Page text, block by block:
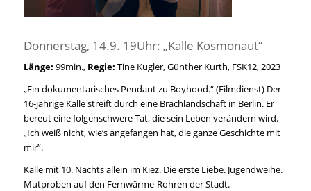
Donnerstag, 14.9. 19Uhr: „Kalle Kosmonaut“
Länge: 99min., Regie: Tine Kugler, Günther Kurth, FSK12, 2023
„Ein dokumentarisches Pendant zu Boyhood.“ (Filmdienst) Der
16-jährige Kalle streift durch eine Brachlandschaft in Berlin. Er
bereut eine folgenschwere Tat, die sein Leben verändern wird.
„Ich weiß nicht, wie’s angefangen hat, die ganze Geschichte mit
mir”.
Kalle mit 10. Nachts allein im Kiez. Die erste Liebe. Jugendweihe.
Mutproben auf den Fernwärme-Rohren der Stadt.